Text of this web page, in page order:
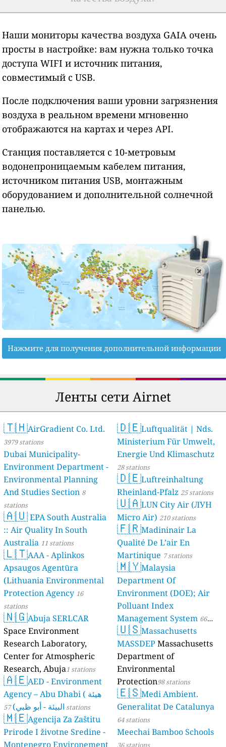
Наши мониторы качества воздуха GAIA очень
просты в настройке: вам нужна только точка
доступа WIFI и источник питания,
совместимый с USB.
После подключения ваши уровни загрязнения
воздуха в реальном времени мгновенно
отображаются на картах и через API.
Станция поставляется с 10-метровым
водонепроницаемым кабелем питания,
источником питания USB, монтажным
оборудованием и дополнительной солнечной
панелью.
Нажмите для получения дополнительной информации
Ленты сети Airnet
🇹🇭AirGradient Co. Ltd.
3979 stations
Dubai Municipality-
Environment Department -
Environmental Planning
And Studies Section 8
stations
🇦🇺EPA South Australia
:: Air Quality In South
Australia 11 stations
🇱🇹AAA - Aplinkos
Apsaugos Agentūra
(Lithuania Environmental
Protection Agency 16
stations
🇳🇬Abuja SERLCAR
Space Environment
Research Laboratory,
Center for Atmospheric
Research, Abuja1 stations
🇦🇪AED - Environment
Agency – Abu Dhabi ( هيئة
البيئة - أبو ظبي) 57 stations
🇲🇪Agencija Za Zaštitu
Prirode I životne Sredine -
Montenegro Environement
🇩🇪Luftqualität | Nds.
Ministerium Für Umwelt,
Energie Und Klimaschutz
28 stations
🇩🇪Luftreinhaltung
Rheinland-Pfalz 25 stations
🇺🇦LUN City Air (ЛУН
Місто Air) 210 stations
🇫🇷Madininair La
Qualité De L’air En
Martinique 7 stations
🇲🇾Malaysia
Department Of
Environment (DOE); Air
Polluant Index
Management System 66
stations
🇺🇸Massachusetts
MASSDEP Massachusetts
Department of
Environmental
Protection98 stations
🇪🇸Medi Ambient.
Generalitat De Catalunya
64 stations
Meechai Bamboo Schools
36 stations